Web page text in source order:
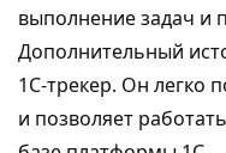
выполнение задач и
Дополнительный
1С-трекер. Он легко
и позволяет